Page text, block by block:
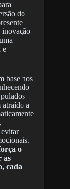
do
inovação
e
base nos
atraído a
evitar
o
as
cada